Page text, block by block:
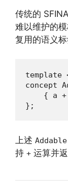
传统的
难以维护的
复用的语义
template
concept
{ a
};
上述 Addable
持 + 运算并